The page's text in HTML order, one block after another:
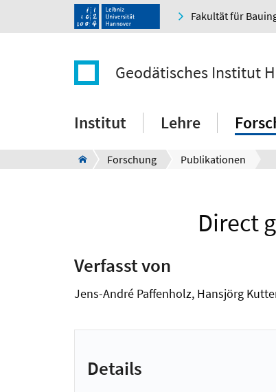
Fakultät für
Geodätisches Institut
Institut Lehre
Forschung Publikationen
Direct
Verfasst von
Jens-André Paffenholz, Hansjörg
Details